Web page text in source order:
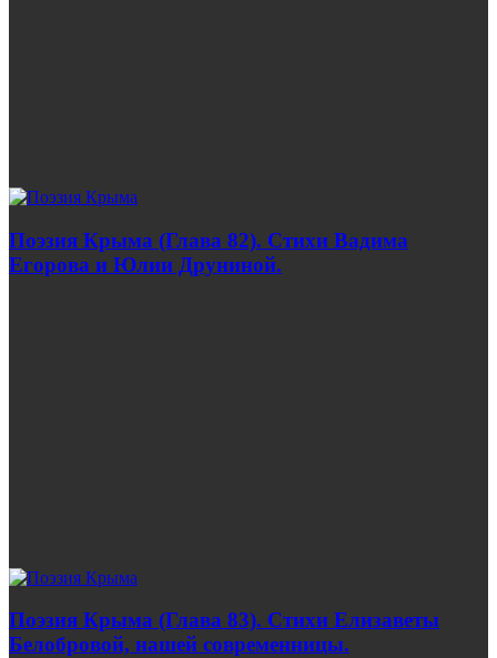
Поэзия Крыма (Глава 82). Стихи Вадима
Егорова и Юлии Друниной.
Поэзия Крыма (Глава 83). Стихи Елизаветы
Белобровой, нашей современницы.